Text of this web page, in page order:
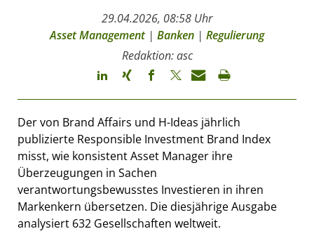
29.04.2026, 08:58 Uhr
Asset Management| Banken | Regulierung
Redaktion: asc
Der von Brand Affairs und H-Ideas jährlich
publizierte Responsible Investment Brand Index
misst, wie konsistent Asset Manager ihre
Überzeugungen in Sachen
verantwortungsbewusstes Investieren in ihren
Markenkern übersetzen. Die diesjährige Ausgabe
analysiert 632 Gesellschaften weltweit.